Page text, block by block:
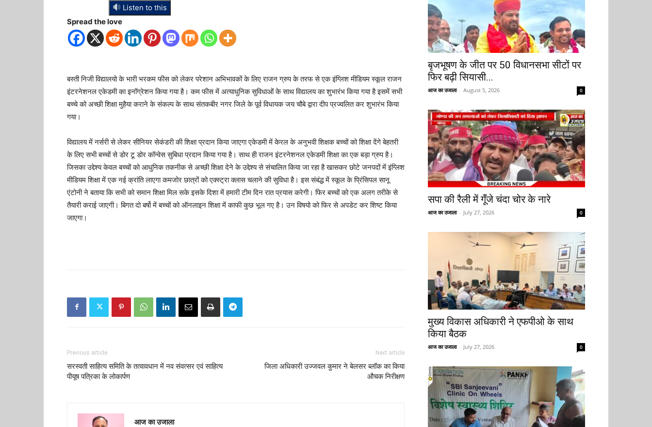
Listen to this
Spread the love
बस्ती निजी विद्यालयो के भारी भरकम फीस को लेकर परेशान अभिभावकों के लिए राजन ग्रुप के तरफ से एक इंग्लिश मीडियम स्कूल राजन
इंटरनेशनल एकेडमी का इनॉग्रेशन किया गया है। कम फीस में अत्याधुनिक सुविधाओं के साथ विद्यालय का शुभारंभ किया गया है इसमें सभी
बच्चे को अच्छी शिक्षा मुहैया कराने के संकल्प के साथ संतकबीर नगर जिले के पूर्व विधायक जय चौबे द्वारा दीप प्रज्वलित कर शुभारंभ किया
गया।
विद्यालय में नर्सरी से लेकर सीनियर सेकंडरी की शिक्षा प्रदान किया जाएगा एकेडमी में केरल के अनुभवी शिक्षक बच्चों को शिक्षा देंगे बेहतरी
के लिए सभी बच्चों से डोर टू डोर कॉन्वेस सुबिधा प्रदान किया गया है। साथ ही राजन इंटरनेशनल एकेडमी शिक्षा का एक बड़ा ग्रुप है।
जिसका उद्देश्य केवल बच्चों को आधुनिक तकनीक से अच्छी शिक्षा देने के उद्देश्य से संचालित किया जा रहा है खासकर छोटे जनपदों में इंग्लिश
मीडियम शिक्षा में एक नई क्रांति लाएगा कमजोर छात्रों को एक्स्ट्रा क्लास चलाने की सुविधा है। इस संबंद्ध में स्कूल के प्रिंसिपल सानू
एंटोनी ने बताया कि सभी को समान शिक्षा मिल सके इसके दिशा में हमारी टीम दिन रात प्रयास करेगी। फिर बच्चों को एक अलग तरीके से
तैयारी कराई जाएगी। बिगत दो बर्षो में बच्चों को ऑनलाइन शिक्षा में काफी कुछ भूल गए है। उन विषयो को फिर से अपडेट कर शिष्ट किया
जाएगा।
Previous article
सरस्वती साहित्य समिति के तत्वावधान में नव संवत्सर एवं साहित्य
पीयूष पत्रिका के लोकार्पण
Next article
जिला अधिकारी उज्जवल कुमार ने बेलसर ब्लॉक का किया
औचक निरीक्षण
आज का उजाला
बृजभूषण के जीत पर 50 विधानसभा सीटों पर
फिर बढ़ी सियासी...
आज का उजाला - August 5, 2026 0
सपा की रैली में गूँजे चंदा चोर के नारे
आज का उजाला - July 27, 2026 0
मुख्य विकास अधिकारी ने एफपीओ के साथ
किया बैठक
आज का उजाला - July 27, 2026 0